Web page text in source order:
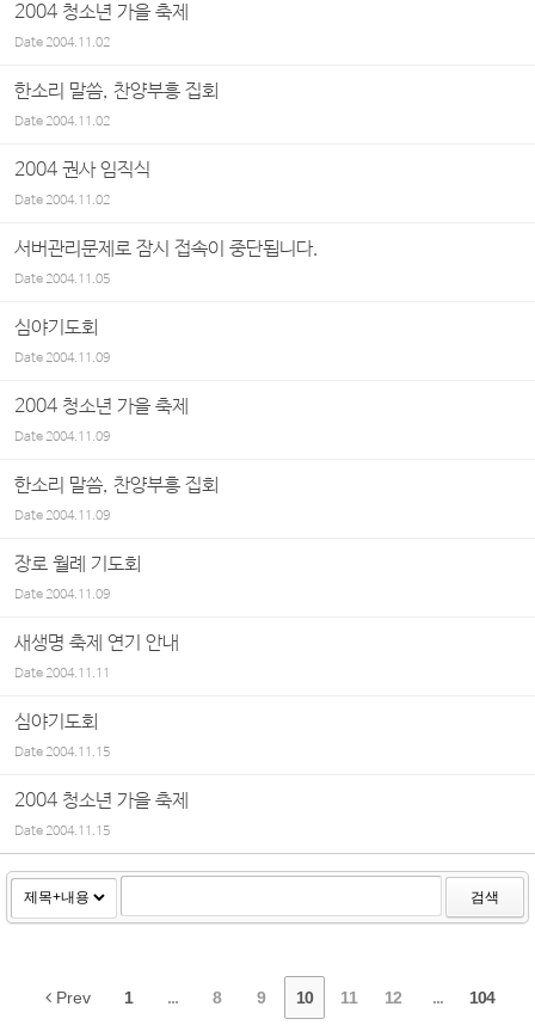
2004 청소년 가을 축제
Date2004.11.02
한소리 말씀, 찬양부흥 집회
Date2004.11.02
2004 권사 임직식
Date2004.11.02
서버관리문제로 잠시 접속이 중단됩니다.
Date2004.11.05
심야기도회
Date2004.11.09
2004 청소년 가을 축제
Date2004.11.09
한소리 말씀, 찬양부흥 집회
Date2004.11.09
장로 월례 기도회
Date2004.11.09
새생명 축제 연기 안내
Date2004.11.11
심야기도회
Date2004.11.15
2004 청소년 가을 축제
Date2004.11.15
검색
Prev 1 ... 8 9 10 11 12 ... 104